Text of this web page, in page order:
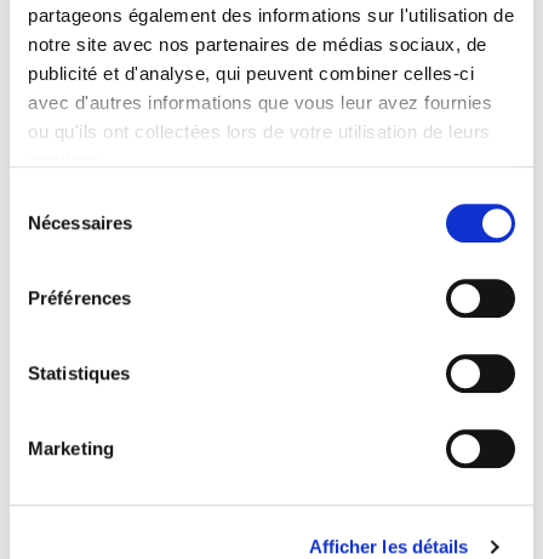
partageons également des informations sur l'utilisation de
notre site avec nos partenaires de médias sociaux, de
publicité et d'analyse, qui peuvent combiner celles-ci
avec d'autres informations que vous leur avez fournies
ou qu'ils ont collectées lors de votre utilisation de leurs
Nécessaires
Préférences
Statistiques
Marketing
Afficher les détails
Les Frangins
Brasserie Les Frangins
Taverne Les